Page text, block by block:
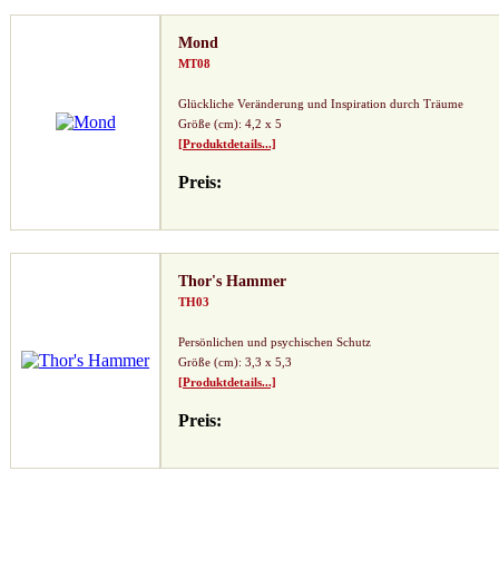
Mond
MT08
Glückliche Veränderung und Inspiration durch Träume
Größe (cm): 4,2 x 5
[Produktdetails...]
Preis:
Thor's Hammer
TH03
Persönlichen und psychischen Schutz
Größe (cm): 3,3 x 5,3
[Produktdetails...]
Preis: